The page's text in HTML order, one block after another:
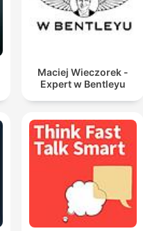
Maciej Wieczorek -
Expert w Bentleyu